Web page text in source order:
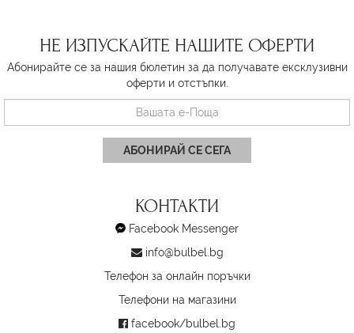
НЕ ИЗПУСКАЙТЕ НАШИТЕ ОФЕРТИ
Абонирайте се за нашия бюлетин за да получавате ексклузивни
оферти и отстъпки.
АБОНИРАЙ СЕ СЕГА
КОНТАКТИ
Facebook Messenger
info@bulbel.bg
Телефон за онлайн поръчки
Телефони на магазини
facebook/bulbel.bg